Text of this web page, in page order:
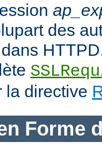
des
la directive
Forme